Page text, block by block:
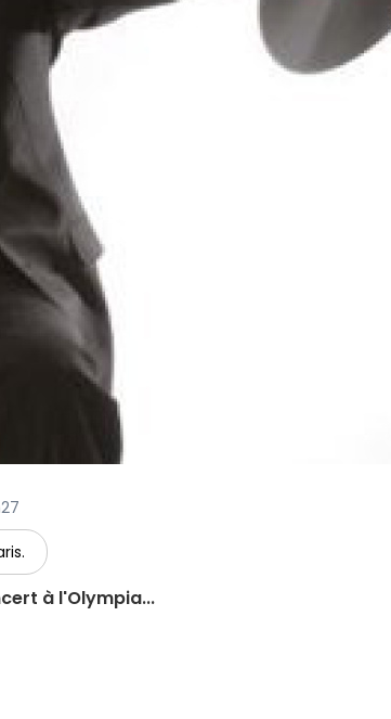
à l'Olympia...